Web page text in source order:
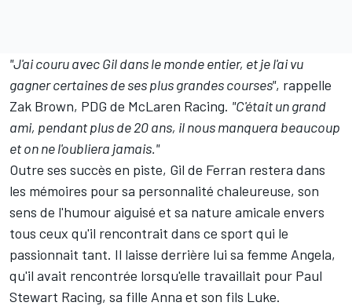
"J'ai couru avec Gil dans le monde entier, et je l'ai vu
gagner certaines de ses plus grandes courses", rappelle
Zak Brown, PDG de McLaren Racing. "C'était un grand
ami, pendant plus de 20 ans, il nous manquera beaucoup
et on ne l'oubliera jamais."
Outre ses succès en piste, Gil de Ferran restera dans
les mémoires pour sa personnalité chaleureuse, son
sens de l'humour aiguisé et sa nature amicale envers
tous ceux qu'il rencontrait dans ce sport qui le
passionnait tant. Il laisse derrière lui sa femme Angela,
qu'il avait rencontrée lorsqu'elle travaillait pour Paul
Stewart Racing, sa fille Anna et son fils Luke.